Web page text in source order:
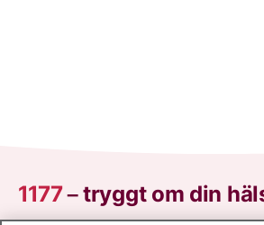
1177–tryggt om din